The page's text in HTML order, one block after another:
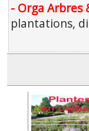
- Orga Arbres
plantations,